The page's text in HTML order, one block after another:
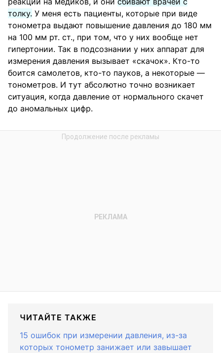
толку. У меня есть пациенты, которые при виде
тонометра выдают повышение давления до 180 мм
на 100 мм рт. ст., при том, что у них вообще нет
гипертонии. Так в подсознании у них аппарат для
измерения давления вызывает «скачок». Кто-то
боится самолетов, кто-то пауков, а некоторые —
тонометров. И тут абсолютно точно возникает
ситуация, когда давление от нормального скачет
до аномальных цифр.
ЧИТАЙТЕ ТАКЖЕ
15 ошибок при измерении давления, из-за
которых тонометр занижает или завышает